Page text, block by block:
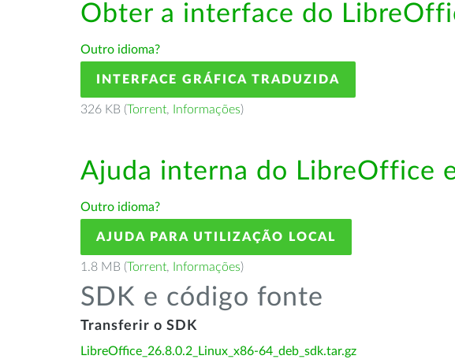
Obter a interface do
Outro idioma?
INTERFACE GRÁFICA TRADUZIDA
326 KB (Torrent, Informações)
Ajuda interna do LibreOffice
Outro idioma?
AJUDA PARA UTILIZAÇÃO LOCAL
1.8 MB (Torrent, Informações)
SDK e código fonte
Transferir o SDK
LibreOffice_26.8.0.2_Linux_x86-64_deb_sdk.tar.gz